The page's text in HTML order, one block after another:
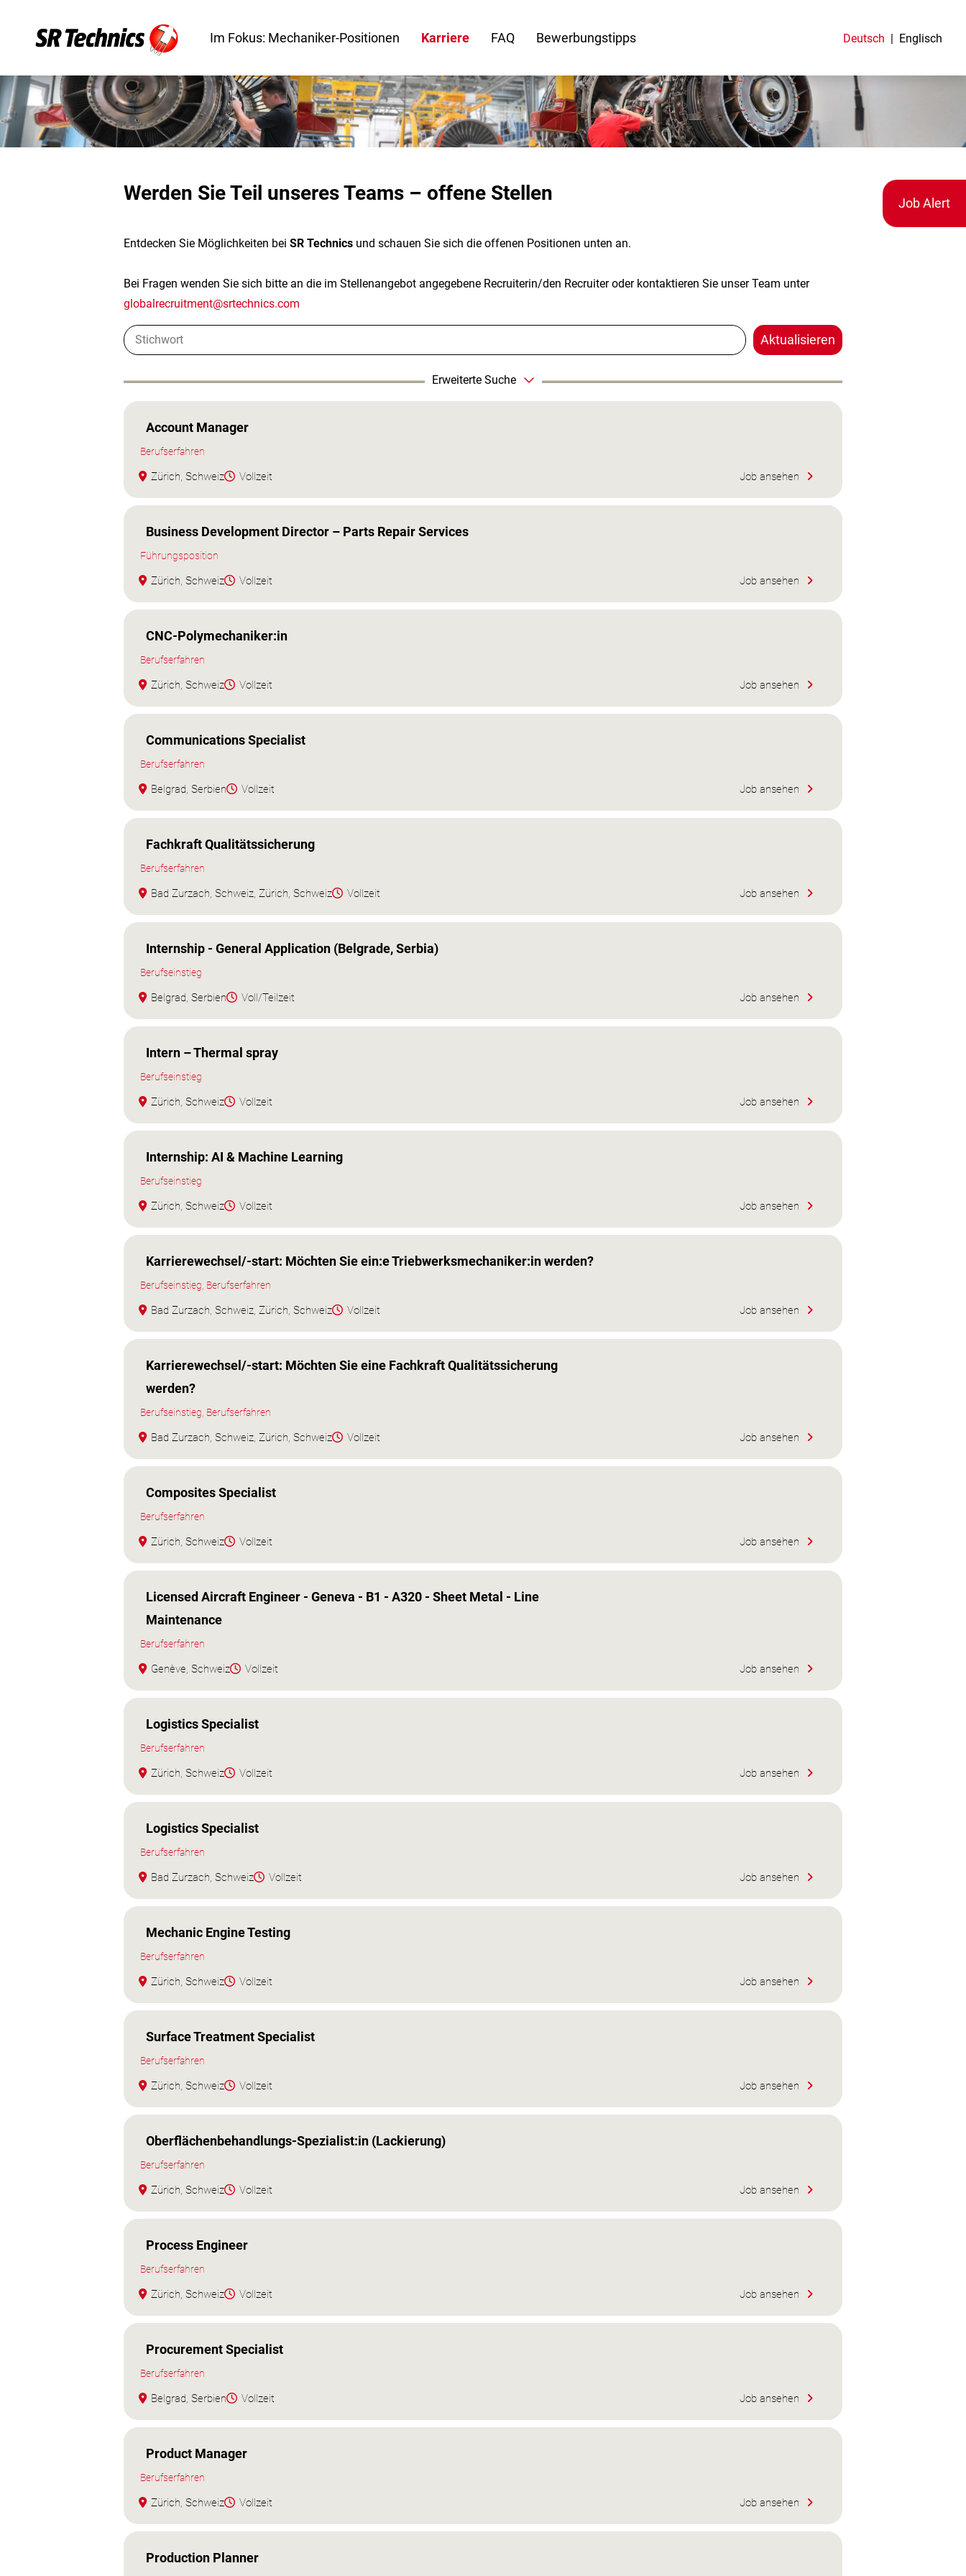
Deutsch Englisch
Im Fokus: Mechaniker-Positionen Karriere FAQ Bewerbungstipps
Werden Sie Teil unseres Teams – offene Stellen
Entdecken Sie Möglichkeiten bei SR Technics und schauen Sie sich die offenen Positionen unten an.
Bei Fragen wenden Sie sich bitte an die im Stellenangebot angegebene Recruiterin/den Recruiter oder kontaktieren Sie unser Team unter
globalrecruitment@srtechnics.com
Aktualisieren
Erweiterte Suche
Account Manager
Berufserfahren
Zürich, Schweiz Vollzeit Job ansehen
Business Development Director – Parts Repair Services
Führungsposition
Zürich, Schweiz Vollzeit Job ansehen
CNC‑Polymechaniker:in
Berufserfahren
Zürich, Schweiz Vollzeit Job ansehen
Communications Specialist
Berufserfahren
Belgrad, Serbien Vollzeit Job ansehen
Fachkraft Qualitätssicherung
Berufserfahren
Bad Zurzach, Schweiz, Zürich, Schweiz Vollzeit Job ansehen
Internship - General Application (Belgrade, Serbia)
Berufseinstieg
Belgrad, Serbien Voll/Teilzeit Job ansehen
Intern – Thermal spray
Berufseinstieg
Zürich, Schweiz Vollzeit Job ansehen
Internship: AI & Machine Learning
Berufseinstieg
Zürich, Schweiz Vollzeit Job ansehen
Karrierewechsel/-start: Möchten Sie ein:e Triebwerksmechaniker:in werden?
Berufseinstieg, Berufserfahren
Bad Zurzach, Schweiz, Zürich, Schweiz Vollzeit Job ansehen
Karrierewechsel/-start: Möchten Sie eine Fachkraft Qualitätssicherung
werden?
Berufseinstieg, Berufserfahren
Bad Zurzach, Schweiz, Zürich, Schweiz Vollzeit Job ansehen
Composites Specialist
Berufserfahren
Zürich, Schweiz Vollzeit Job ansehen
Licensed Aircraft Engineer - Geneva - B1 - A320 - Sheet Metal - Line
Maintenance
Berufserfahren
Genève, Schweiz Vollzeit Job ansehen
Logistics Specialist
Berufserfahren
Zürich, Schweiz Vollzeit Job ansehen
Logistics Specialist
Berufserfahren
Bad Zurzach, Schweiz Vollzeit Job ansehen
Mechanic Engine Testing
Berufserfahren
Zürich, Schweiz Vollzeit Job ansehen
Surface Treatment Specialist
Berufserfahren
Zürich, Schweiz Vollzeit Job ansehen
Oberflächenbehandlungs-Spezialist:in (Lackierung)
Berufserfahren
Zürich, Schweiz Vollzeit Job ansehen
Process Engineer
Berufserfahren
Zürich, Schweiz Vollzeit Job ansehen
Procurement Specialist
Berufserfahren
Belgrad, Serbien Vollzeit Job ansehen
Product Manager
Berufserfahren
Zürich, Schweiz Vollzeit Job ansehen
Production Planner
Job Alert